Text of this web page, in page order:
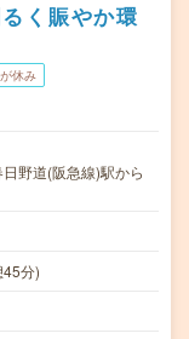
く賑やか環
休み
野道(阪急線)駅から
分)